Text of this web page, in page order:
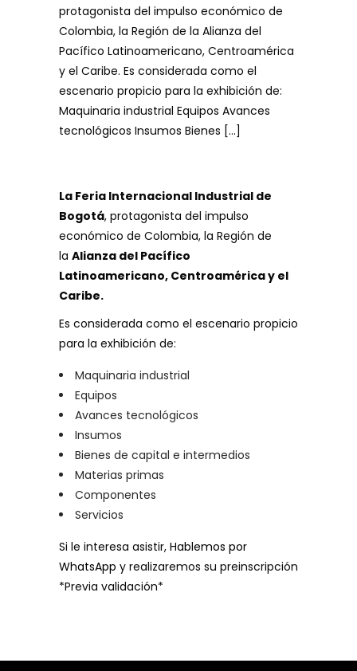
protagonista del impulso económico de
Colombia, la Región de la Alianza del
Pacífico Latinoamericano, Centroamérica
y el Caribe. Es considerada como el
escenario propicio para la exhibición de:
Maquinaria industrial Equipos Avances
tecnológicos Insumos Bienes […]
La Feria Internacional Industrial de
Bogotá, protagonista del impulso
económico de Colombia, la Región de
la Alianza del Pacífico
Latinoamericano, Centroamérica y el
Caribe.
Es considerada como el escenario propicio
para la exhibición de:
Maquinaria industrial
Equipos
Avances tecnológicos
Insumos
Bienes de capital e intermedios
Materias primas
Componentes
Servicios
Si le interesa asistir, Hablemos por
WhatsApp y realizaremos su preinscripción
*Previa validación*